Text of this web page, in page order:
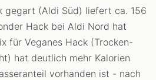
gegart (Aldi Süd) liefert ca. 156
Hack bei Aldi Nord hat
für Veganes Hack (Trocken-
hat deutlich mehr Kalorien
vorhanden ist - nach